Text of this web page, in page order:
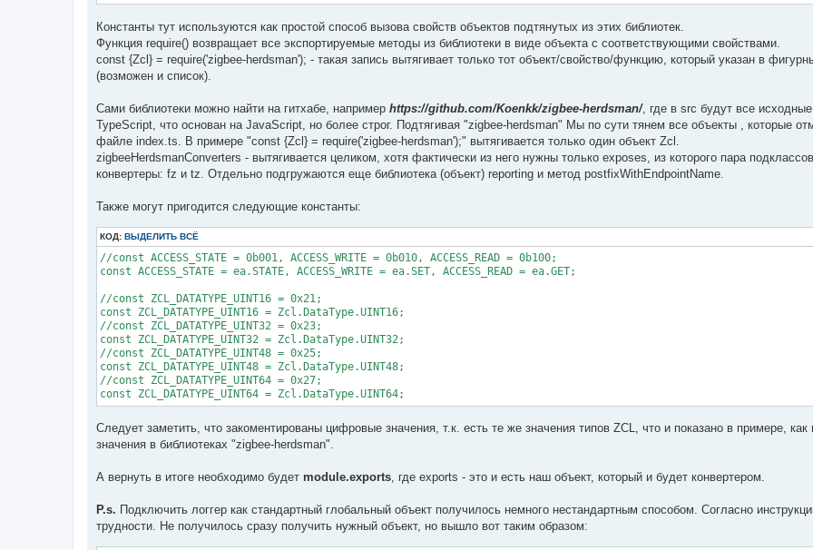
Константы тут используются как простой способ вызова свойств объектов подтянутых из этих библиотек.
Функция require() возвращает все экспортируемые методы из библиотеки в виде объекта с соответствующими свойствами.
const {Zcl} = require('zigbee-herdsman'); - такая запись вытягивает только тот объект/свойство/функцию, который указан в
(возможен и список).
Сами библиотеки можно найти на гитхабе, например https://github.com/Koenkk/zigbee-herdsman/, где в src будут все
TypeScript, что основан на JavaScript, но более строг. Подтягивая "zigbee-herdsman" Мы по сути тянем все объекты , которые
файле index.ts. В примере "const {Zcl} = require('zigbee-herdsman');" вытягивается только один объект Zcl.
zigbeeHerdsmanConverters - вытягивается целиком, хотя фактически из него нужны только exposes, из которого пара
конвертеры: fz и tz. Отдельно подгружаются еще библиотека (объект) reporting и метод postfixWithEndpointName.
Также могут пригодится следующие константы:
КОД: ВЫДЕЛИТЬ ВСЁ
//const ACCESS_STATE = 0b001, ACCESS_WRITE = 0b010, ACCESS_READ = 0b100;
const ACCESS_STATE = ea.STATE, ACCESS_WRITE = ea.SET, ACCESS_READ = ea.GET;
//const ZCL_DATATYPE_UINT16 = 0x21;
const ZCL_DATATYPE_UINT16 = Zcl.DataType.UINT16;
//const ZCL_DATATYPE_UINT32 = 0x23;
const ZCL_DATATYPE_UINT32 = Zcl.DataType.UINT32;
//const ZCL_DATATYPE_UINT48 = 0x25;
const ZCL_DATATYPE_UINT48 = Zcl.DataType.UINT48;
//const ZCL_DATATYPE_UINT64 = 0x27;
Следует заметить, что закоментированы цифровые значения, т.к. есть те же значения типов ZCL, что и показано в примере,
значения в библиотеках "zigbee-herdsman".
А вернуть в итоге необходимо будет module.exports, где exports - это и есть наш объект, который и будет конвертером.
P.s. Подключить логгер как стандартный глобальный объект получилось немного нестандартным способом. Согласно
трудности. Не получилось сразу получить нужный объект, но вышло вот таким образом: